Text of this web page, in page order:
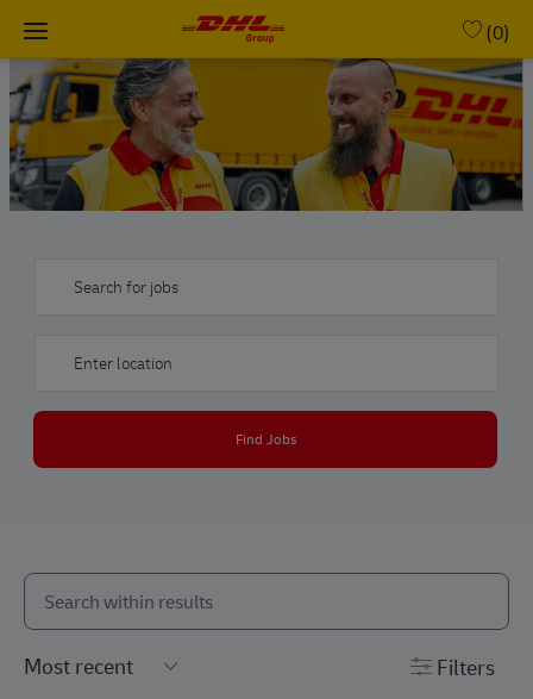
Skip to main content
(0)
Find Jobs
the results are updated
Search from below list
Filters